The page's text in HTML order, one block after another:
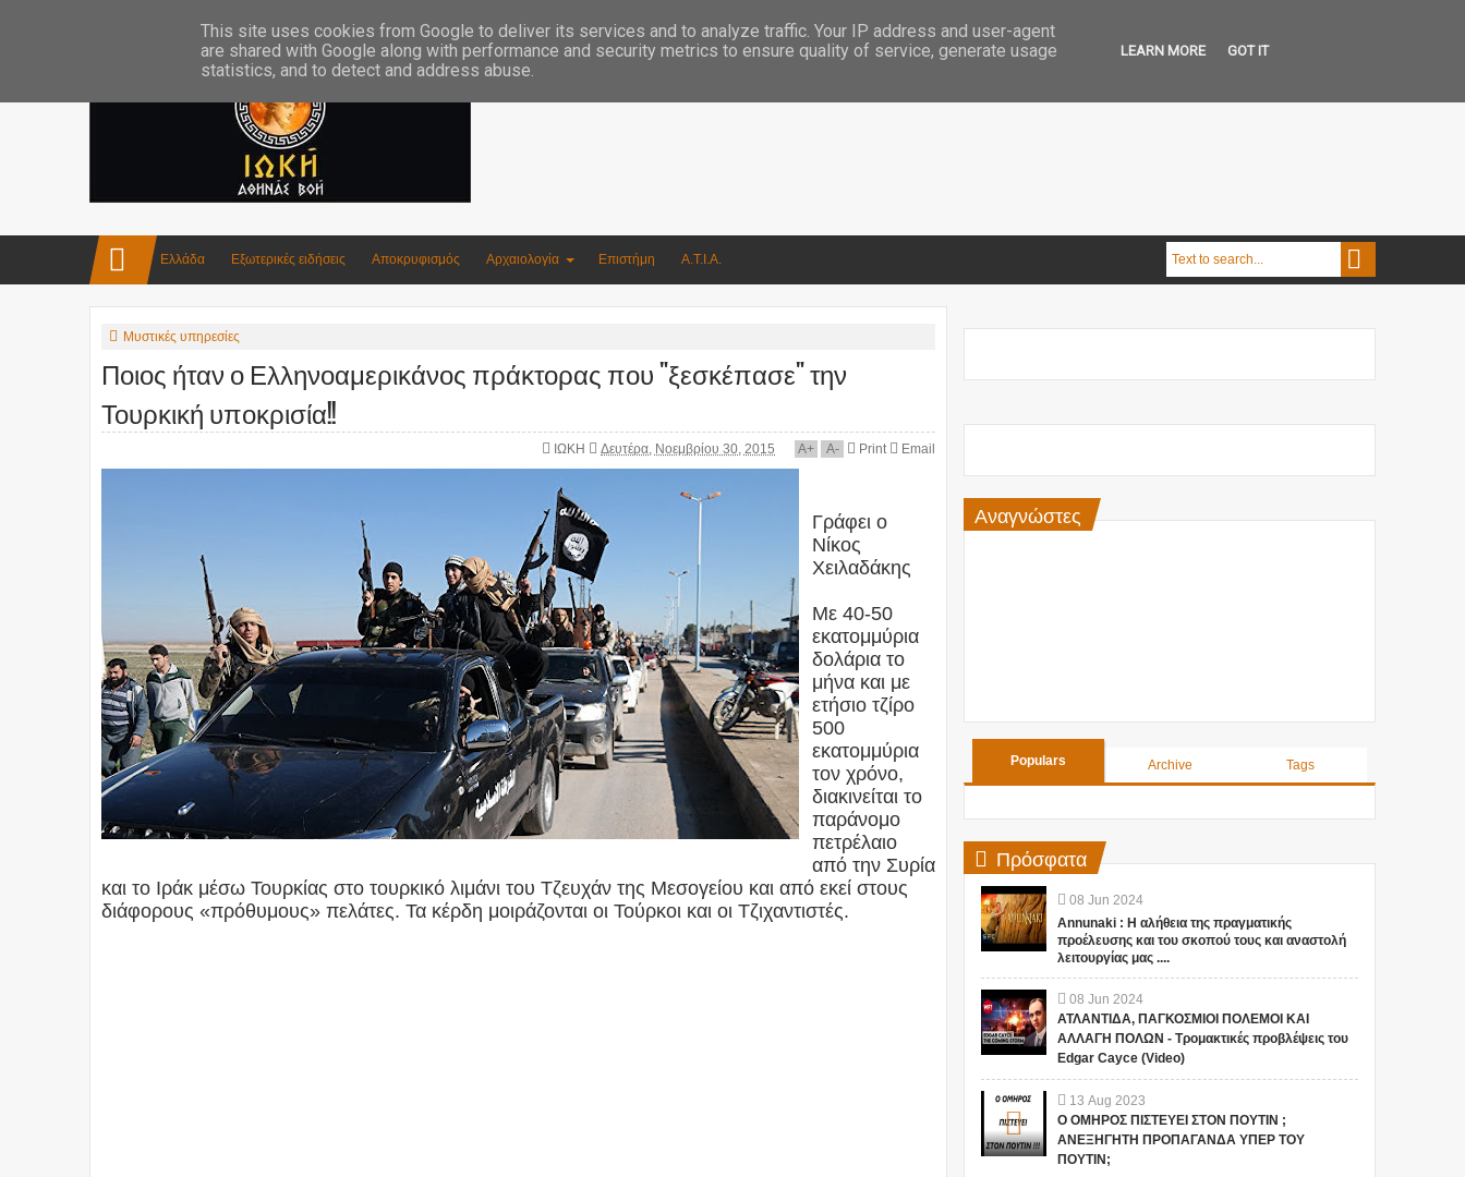
Ελλάδα Εξωτερικές ειδήσεις Αποκρυφισμός Αρχαιολογία Επιστήμη Α.Τ.Ι.Α.
Μυστικές υπηρεσίες
Ποιος ήταν ο Ελληνοαμερικάνος πράκτορας που "ξεσκέπασε" την
Τουρκική υποκρισία!!
ΙΩΚΗ Δευτέρα, Νοεμβρίου 30, 2015 A+ A- Print Email
Γράφει ο
Νίκος
Χειλαδάκης
Με 40-50
εκατομμύρια
δολάρια το
μήνα και με
ετήσιο τζίρο
500
εκατομμύρια
τον χρόνο,
διακινείται το
παράνομο
πετρέλαιο
από την Συρία
και το Ιράκ μέσω Τουρκίας στο τουρκικό λιμάνι του Τζευχάν της Μεσογείου και από εκεί στους
διάφορους «πρόθυμους» πελάτες. Τα κέρδη μοιράζονται οι Τούρκοι και οι Τζιχαντιστές.
Αναγνώστες
Populars Archive Tags
Πρόσφατα
08 Jun 2024
Annunaki : Η αλήθεια της πραγματικής
προέλευσης και του σκοπού τους και αναστολή
λειτουργίας μας ....
08 Jun 2024
ΑΤΛΑΝΤΙΔΑ, ΠΑΓΚΟΣΜΙΟΙ ΠΟΛΕΜΟΙ ΚΑΙ
ΑΛΛΑΓΗ ΠΟΛΩΝ - Τρομακτικές προβλέψεις του
Edgar Cayce (Video)
13 Aug 2023
Ο ΟΜΗΡΟΣ ΠΙΣΤΕΥΕΙ ΣΤΟΝ ΠΟΥΤΙΝ ;
ΑΝΕΞΗΓΗΤΗ ΠΡΟΠΑΓΑΝΔΑ ΥΠΕΡ ΤΟΥ
ΠΟΥΤΙΝ;
This site uses cookies from Google to deliver its services and to analyze traffic. Your IP address and user-agent
are shared with Google along with performance and security metrics to ensure quality of service, generate usage
statistics, and to detect and address abuse.
LEARN MORE GOT IT